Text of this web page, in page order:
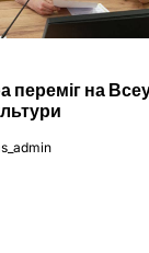
переміг на